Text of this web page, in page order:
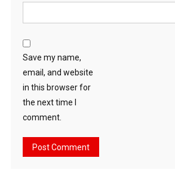
Save my name,
email, and website
in this browser for
the next time I
comment.